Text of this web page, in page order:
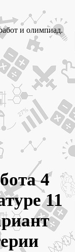
и олимпиад.
4
11